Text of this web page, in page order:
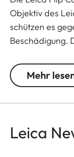
Objektiv des
schützen es
Beschädigung.
verfügen über
eine einfache
Mehr
Leica